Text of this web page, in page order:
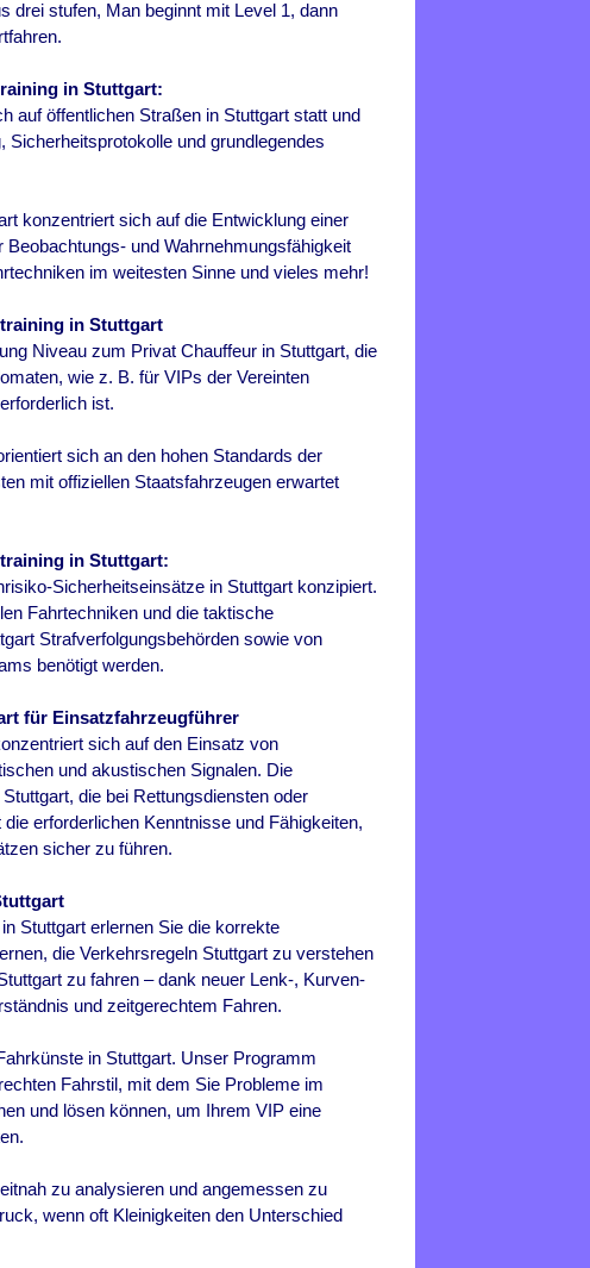
drei stufen, Man beginnt mit Level 1, dann
in Stuttgart:
auf öffentlichen Straßen in Stuttgart statt und
und grundlegendes
konzentriert sich auf die Entwicklung einer
und Wahrnehmungsfähigkeit
im weitesten Sinne und vieles mehr!
in Stuttgart
Niveau zum Privat Chauffeur in Stuttgart, die
wie z. B. für VIPs der Vereinten
ist.
sich an den hohen Standards der
mit offiziellen Staatsfahrzeugen erwartet
in Stuttgart:
Sicherheitseinsätze in Stuttgart konzipiert.
Fahrtechniken und die taktische
Strafverfolgungsbehörden sowie von
benötigt werden.
für Einsatzfahrzeugführer
sich auf den Einsatz von
und akustischen Signalen. Die
die bei Rettungsdiensten oder
erforderlichen Kenntnisse und Fähigkeiten,
sicher zu führen.
Stuttgart erlernen Sie die korrekte
die Verkehrsregeln Stuttgart zu verstehen
zu fahren – dank neuer Lenk-, Kurven-
und zeitgerechtem Fahren.
in Stuttgart. Unser Programm
Fahrstil, mit dem Sie Probleme im
und lösen können, um Ihrem VIP eine
zu analysieren und angemessen zu
wenn oft Kleinigkeiten den Unterschied